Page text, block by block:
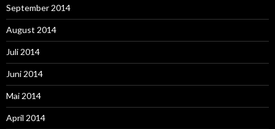
September 2014
August 2014
Juli 2014
Juni 2014
Mai 2014
April 2014